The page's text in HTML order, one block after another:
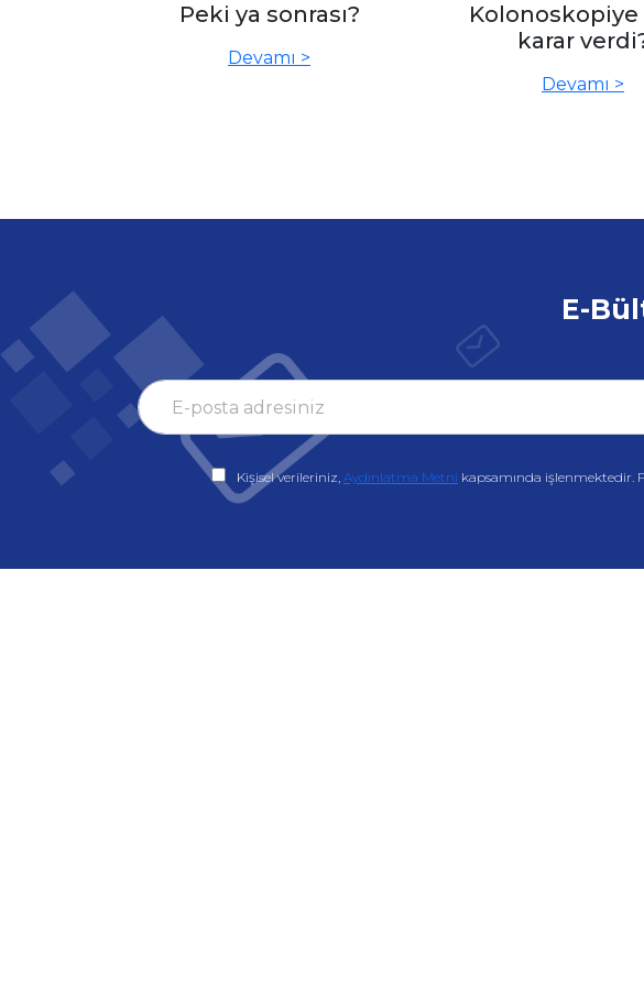
Peki ya sonrası?
Devamı >
Kolonoskopiye
karar
Devamı >
E-
Kişisel verileriniz, Aydınlatma Metni kapsamında işlenmektedir.